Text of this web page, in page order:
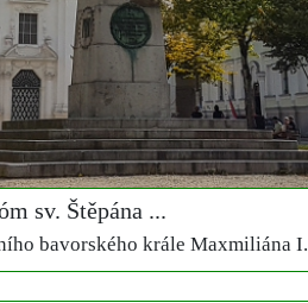
sv. Štěpána ...
bavorského krále Maxmiliána